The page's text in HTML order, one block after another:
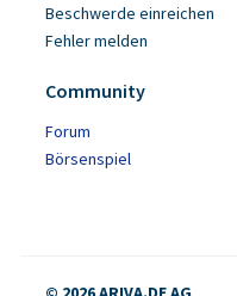
Beschwerde einreichen
Fehler melden
Community
Forum
Börsenspiel